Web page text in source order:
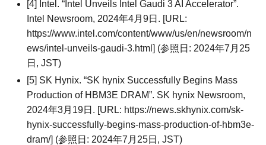
[4] Intel. “Intel Unveils Intel Gaudi 3 AI Accelerator”.
Intel Newsroom, 2024年4月9日. [URL:
https://www.intel.com/content/www/us/en/newsroom/n
ews/intel-unveils-gaudi-3.html] (参照日: 2024年7月25
日, JST)
[5] SK Hynix. “SK hynix Successfully Begins Mass
Production of HBM3E DRAM”. SK hynix Newsroom,
2024年3月19日. [URL: https://news.skhynix.com/sk-
hynix-successfully-begins-mass-production-of-hbm3e-
dram/] (参照日: 2024年7月25日, JST)